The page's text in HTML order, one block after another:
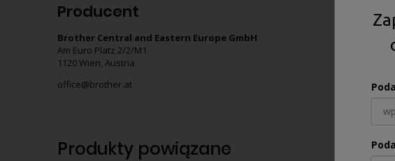
Producent
Brother Central and Eastern Europe GmbH
Am Euro Platz 2/2/M1
1120 Wien, Austria
office@brother.at
Produkty powiązane